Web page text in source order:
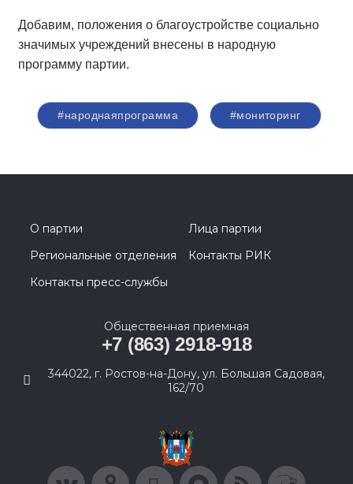
Добавим, положения о благоустройстве социально
значимых учреждений внесены в народную
программу партии.
#народнаяпрограмма #мониторинг
О партии
Лица партии
Региональные отделения
Контакты РИК
Контакты пресс-службы
Общественная приемная
+7 (863) 2918-918
344022, г. Ростов-на-Дону, ул. Большая Садовая,
162/70